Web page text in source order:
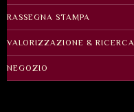
RASSEGNA STAMPA
VALORIZZAZIONE & RICERCA
NEGOZIO